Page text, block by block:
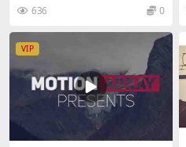
636 0
VIP